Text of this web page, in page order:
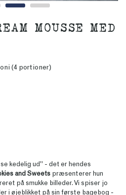
MOUSSE MED
(4 portioner)
kedelig ud" - det er hendes
and Sweets præsenterer hun
på smukke billeder. Vi spiser jo
i øjeblikket på sin første bagebog -